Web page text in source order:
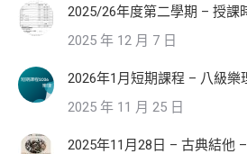
2025/26年度第二學期 – 授課
2025 年 12 月 7 日
2026年1月短期課程 – 八級樂
2025 年 11 月 25 日
2025年11月28日 – 古典結他